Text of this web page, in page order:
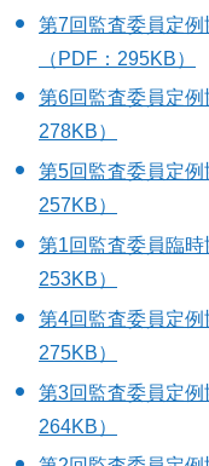
第7回監査委員定例
（PDF：295KB）
第6回監査委員定例
278KB）
第5回監査委員定例
257KB）
第1回監査委員臨時
253KB）
第4回監査委員定例
275KB）
第3回監査委員定例
264KB）